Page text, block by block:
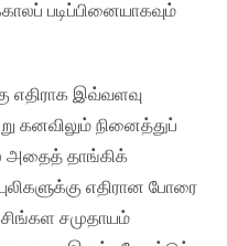
படிப்பினையாகவும்
இவ்வளவு
கனவிலும் நினைத்துப்
அதைத் தாங்கிக்
எதிரான போரை
சமுதாயம்